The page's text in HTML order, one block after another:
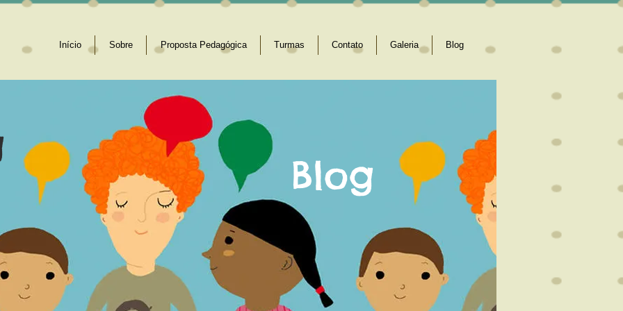
Início Sobre Proposta Pedagógica Turmas Contato Galeria Blog
Blog